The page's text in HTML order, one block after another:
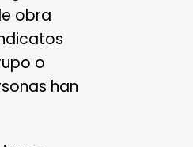
obra
o
han